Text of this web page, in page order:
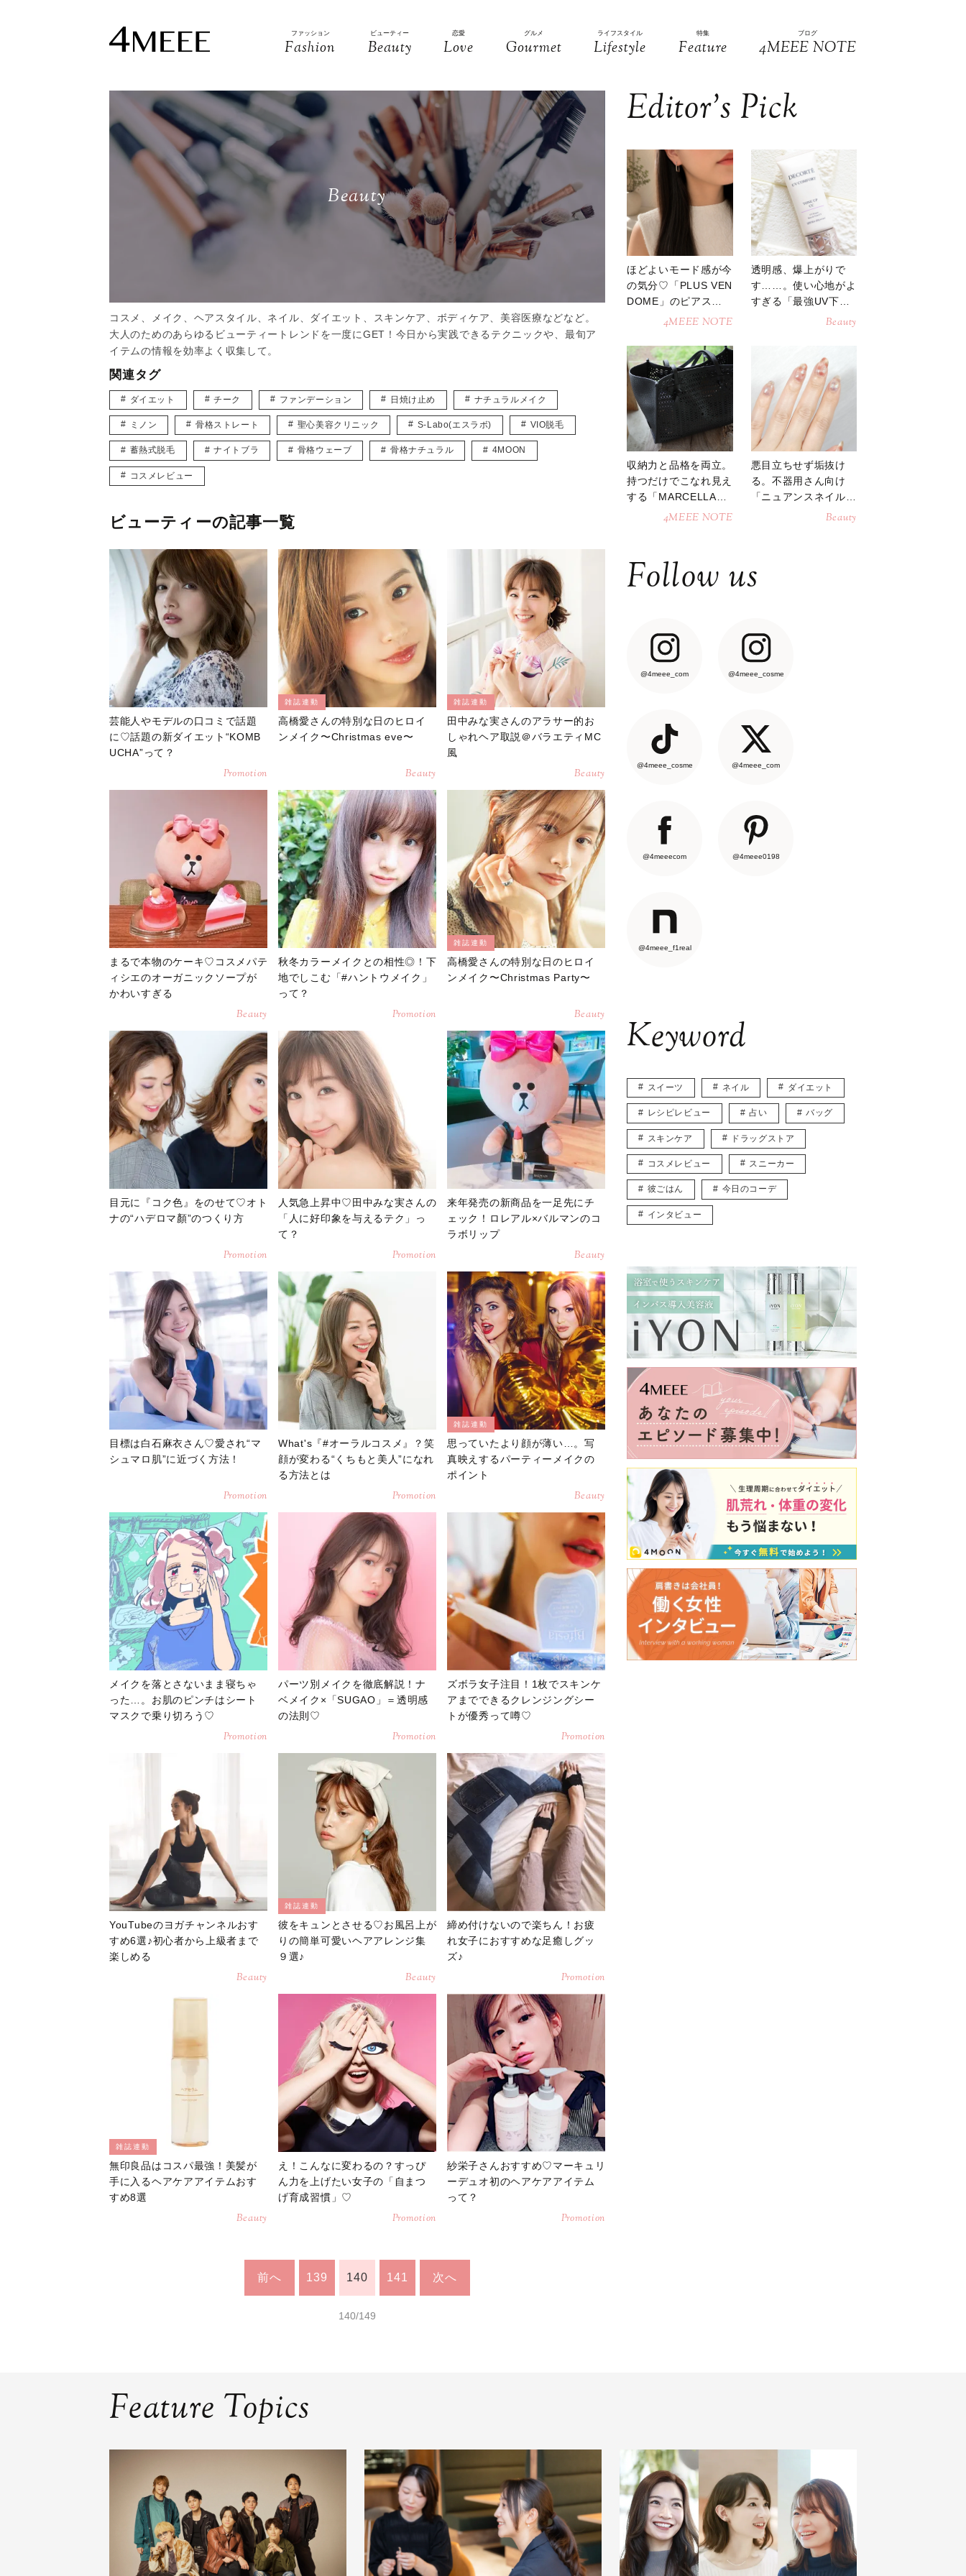
ファッション
Fashion
ビューティー
Beauty
恋愛
Love
グルメ
Gourmet
ライフスタイル
Lifestyle
特集
Feature
ブログ
4MEEE NOTE
Beauty
コスメ、メイク、ヘアスタイル、ネイル、ダイエット、スキンケア、ボディケア、美容医療などなど。
大人のためのあらゆるビューティートレンドを一度にGET！今日から実践できるテクニックや、最旬ア
イテムの情報を効率よく収集して。
関連タグ
ダイエット チーク ファンデーション 日焼け止め ナチュラルメイク
ミノン 骨格ストレート 聖心美容クリニック S-Labo(エスラボ) VIO脱毛
蓄熱式脱毛 ナイトブラ 骨格ウェーブ 骨格ナチュラル 4MOON
コスメレビュー
ビューティーの記事一覧
芸能人やモデルの口コミで話題
に♡話題の新ダイエット“KOMB
UCHA”って？
Promotion
雑誌連動
高橋愛さんの特別な日のヒロイ
ンメイク〜Christmas eve〜
Beauty
雑誌連動
田中みな実さんのアラサー的お
しゃれヘア取説＠バラエティMC
風
Beauty
まるで本物のケーキ♡コスメパテ
ィシエのオーガニックソープが
かわいすぎる
Beauty
秋冬カラーメイクとの相性◎！下
地でしこむ「#ハントウメイク」
って？
Promotion
雑誌連動
高橋愛さんの特別な日のヒロイ
ンメイク〜Christmas Party〜
Beauty
目元に『コク色』をのせて♡オト
ナの“ハデロマ顏”のつくり方
Promotion
人気急上昇中♡田中みな実さんの
「人に好印象を与えるテク」っ
て？
Promotion
来年発売の新商品を一足先にチ
ェック！ロレアル×バルマンのコ
ラボリップ
Beauty
目標は白石麻衣さん♡愛され“マ
シュマロ肌”に近づく方法！
Promotion
What's『#オーラルコスメ』？笑
顔が変わる“くちもと美人”になれ
る方法とは
Promotion
雑誌連動
思っていたより顔が薄い…。写
真映えするパーティーメイクの
ポイント
Beauty
メイクを落とさないまま寝ちゃ
った…。お肌のピンチはシート
マスクで乗り切ろう♡
Promotion
パーツ別メイクを徹底解説！ナ
ベメイク×「SUGAO」＝透明感
の法則♡
Promotion
ズボラ女子注目！1枚でスキンケ
アまでできるクレンジングシー
トが優秀って噂♡
Promotion
YouTubeのヨガチャンネルおす
すめ6選♪初心者から上級者まで
楽しめる
Beauty
雑誌連動
彼をキュンとさせる♡お風呂上が
りの簡単可愛いヘアアレンジ集
９選♪
Beauty
締め付けないので楽ちん！お疲
れ女子におすすめな足癒しグッ
ズ♪
Promotion
雑誌連動
無印良品はコスパ最強！美髪が
手に入るヘアケアアイテムおす
すめ8選
Beauty
え！こんなに変わるの？すっぴ
ん力を上げたい女子の「自まつ
げ育成習慣」♡
Promotion
紗栄子さんおすすめ♡マーキュリ
ーデュオ初のヘアケアアイテム
って？
Promotion
前へ 139 140 141 次へ
140/149
Editor’s Pick
ほどよいモード感が今
の気分♡「PLUS VEN
DOME」のピアスが
4MEEE NOTE
透明感、爆上がりで
す……。使い心地がよ
すぎる「最強UV下
Beauty
収納力と品格を両立。
持つだけでこなれ見え
する「MARCELLAト
ートバッグ」4MEEE NOTE
悪目立ちせず垢抜け
る。不器用さん向け
「ニュアンスネイル」
Beauty
Follow us
@4meee_com @4meee_cosme
@4meee_cosme @4meee_com
@4meeecom @4meee0198
@4meee_f1real
Keyword
スイーツ ネイル ダイエット
レシピレビュー 占い バッグ
スキンケア ドラッグストア
コスメレビュー スニーカー
彼ごはん 今日のコーデ
インタビュー
Feature Topics